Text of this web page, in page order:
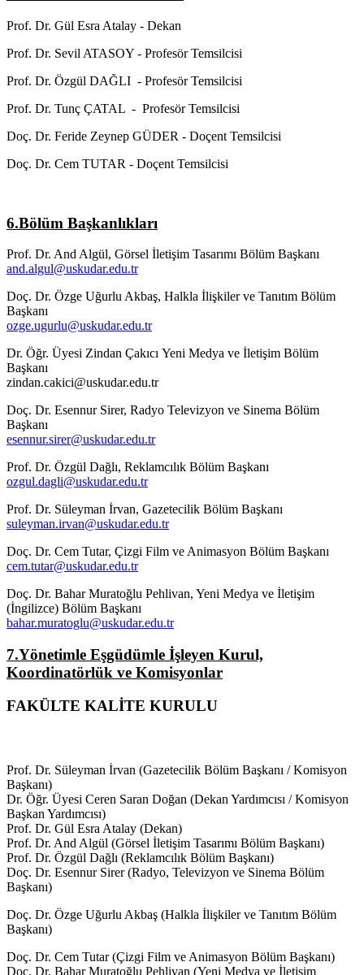
Prof. Dr. Gül Esra Atalay - Dekan
Prof. Dr. Sevil ATASOY - Profesör Temsilcisi
Prof. Dr. Özgül DAĞLI - Profesör Temsilcisi
Prof. Dr. Tunç ÇATAL - Profesör Temsilcisi
Doç. Dr. Feride Zeynep GÜDER - Doçent Temsilcisi
Doç. Dr. Cem TUTAR - Doçent Temsilcisi
6.Bölüm Başkanlıkları
Prof. Dr. And Algül, Görsel İletişim Tasarımı Bölüm Başkanı
and.algul@uskudar.edu.tr
Doç. Dr. Özge Uğurlu Akbaş, Halkla İlişkiler ve Tanıtım Bölüm
Başkanı
ozge.ugurlu@uskudar.edu.tr
Dr. Öğr. Üyesi Zindan Çakıcı Yeni Medya ve İletişim Bölüm
Başkanı
zindan.cakici@uskudar.edu.tr
Doç. Dr. Esennur Sirer, Radyo Televizyon ve Sinema Bölüm
Başkanı
esennur.sirer@uskudar.edu.tr
Prof. Dr. Özgül Dağlı, Reklamcılık Bölüm Başkanı
ozgul.dagli@uskudar.edu.tr
Prof. Dr. Süleyman İrvan, Gazetecilik Bölüm Başkanı
suleyman.irvan@uskudar.edu.tr
Doç. Dr. Cem Tutar, Çizgi Film ve Animasyon Bölüm Başkanı
cem.tutar@uskudar.edu.tr
Doç. Dr. Bahar Muratoğlu Pehlivan, Yeni Medya ve İletişim
(İngilizce) Bölüm Başkanı
bahar.muratoglu@uskudar.edu.tr
7.Yönetimle Eşgüdümle İşleyen Kurul,
Koordinatörlük ve Komisyonlar
FAKÜLTE KALİTE KURULU
Prof. Dr. Süleyman İrvan (Gazetecilik Bölüm Başkanı / Komisyon
Başkanı)
Dr. Öğr. Üyesi Ceren Saran Doğan (Dekan Yardımcısı / Komisyon
Başkan Yardımcısı)
Prof. Dr. Gül Esra Atalay (Dekan)
Prof. Dr. And Algül (Görsel İletişim Tasarımı Bölüm Başkanı)
Prof. Dr. Özgül Dağlı (Reklamcılık Bölüm Başkanı)
Doç. Dr. Esennur Sirer (Radyo, Televizyon ve Sinema Bölüm
Başkanı)
Doç. Dr. Özge Uğurlu Akbaş (Halkla İlişkiler ve Tanıtım Bölüm
Başkanı)
Doç. Dr. Cem Tutar (Çizgi Film ve Animasyon Bölüm Başkanı)
Doç. Dr. Bahar Muratoğlu Pehlivan (Yeni Medya ve İletişim